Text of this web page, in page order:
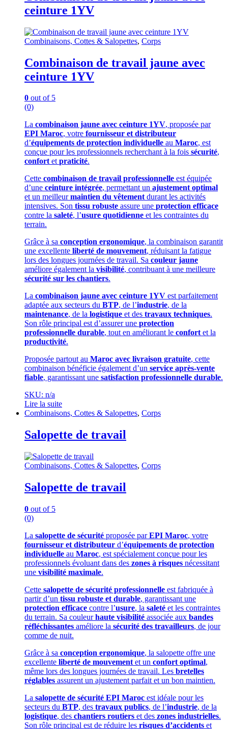
ceinture 1YV
Combinaisons, Cottes & Salopettes, Corps
Combinaison de travail jaune avec
ceinture 1YV
0 out of 5
(0)
La combinaison jaune avec ceinture 1YV, proposée par
EPI Maroc, votre fournisseur et distributeur
d’équipements de protection individuelle au Maroc, est
conçue pour les professionnels recherchant à la fois sécurité,
confortetpraticité.
Cette combinaison de travail professionnelle est équipée
d’une ceinture intégrée, permettant un ajustement optimal
et un meilleurmaintien du vêtementdurant les activités
intensives. Son tissu robuste assure une protection efficace
contre la saleté, l’usure quotidienne et les contraintes du
terrain.
Grâce à sa conception ergonomique, la combinaison garantit
une excellente liberté de mouvement, réduisant la fatigue
lors des longues journées de travail. Sa couleur jaune
améliore également la visibilité, contribuant à une meilleure
sécurité sur les chantiers.
La combinaison jaune avec ceinture 1YV est parfaitement
adaptée aux secteurs du BTP, de l’industrie, de la
maintenance, de la logistique et des travaux techniques.
Son rôle principal est d’assurer une protection
professionnelle durable, tout en améliorant le confortet la
productivité.
Proposée partout au Maroc avec livraison gratuite, cette
combinaison bénéficie également d’un service après-vente
fiable, garantissant une satisfaction professionnelle durable.
SKU: n/a
Lire la suite
Combinaisons, Cottes & Salopettes, Corps
Salopette de travail
Combinaisons, Cottes & Salopettes, Corps
Salopette de travail
0 out of 5
(0)
La salopette de sécurité proposée parEPI Maroc, votre
fournisseur et distributeur d’équipements de protection
individuelle au Maroc, est spécialement conçue pour les
professionnels évoluant dans des zones à risques nécessitant
une visibilité maximale.
Cette salopette de sécurité professionnelle est fabriquée à
partir d’un tissu robuste et durable, garantissant une
protection efficace contre l’usure, la saleté et les contraintes
du terrain. Sa couleurhaute visibilité associée aux bandes
réfléchissantes améliore la sécurité des travailleurs, de jour
comme de nuit.
Grâce à sa conception ergonomique, la salopette offre une
excellente liberté de mouvement et un confort optimal,
même lors des longues journées de travail. Les bretelles
réglables assurent un ajustement parfait et un bon maintien.
La salopette de sécurité EPI Maroc est idéale pour les
secteurs du BTP, des travaux publics, de l’industrie, de la
logistique, des chantiers routiers et des zones industrielles.
Son rôle principal est de réduire les risques d’accidents et